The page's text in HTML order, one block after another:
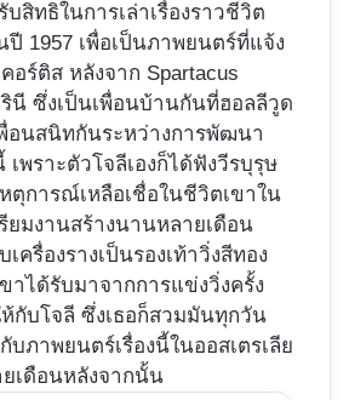
สิทธิในการเล่าเรื่องราวชีวิต
1957 เพื่อเป็นภาพยนตร์ที่แจ้ง
อร์ติส หลังจาก Spartacus
นี ซึ่งเป็นเพื่อนบ้านกันที่ฮอลลีวูด
อนสนิทกันระหว่างการพัฒนา
เพราะตัวโจลีเองก็ได้ฟังวีรบุรุษ
ตุการณ์เหลือเชื่อในชีวิตเขาใน
ยมงานสร้างนานหลายเดือน
ครื่องรางเป็นรองเท้าวิ่งสีทอง
าได้รับมาจากการแข่งวิ่งครั้ง
ห้กับโจลี ซึ่งเธอก็สวมมันทุกวัน
บภาพยนตร์เรื่องนี้ในออสเตรเลีย
ยเดือนหลังจากนั้น